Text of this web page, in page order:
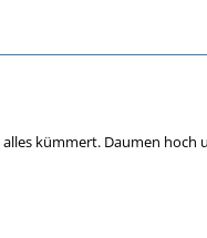
kümmert. Daumen hoch